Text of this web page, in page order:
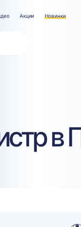
Акции Новинки
в